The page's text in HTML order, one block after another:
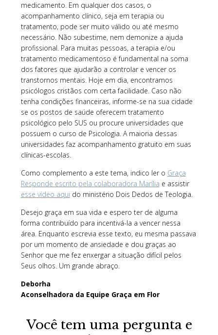
medicamento. Em qualquer dos casos, o
acompanhamento clínico, seja em terapia ou
tratamento, pode ser muito válido ou até mesmo
necessário. Não subestime, nem demonize a ajuda
profissional. Para muitas pessoas, a terapia e/ou
tratamento medicamentoso é fundamental na soma
dos fatores que ajudarão a controlar e vencer os
transtornos mentais. Hoje em dia, encontramos
psicólogos cristãos com certa facilidade. Caso não
tenha condições financeiras, informe-se na sua cidade
se os postos de saúde oferecem tratamento
psicológico pelo SUS ou procure universidades que
possuem o curso de Psicologia. A maioria dessas
universidades faz acompanhamento gratuito em suas
clínicas-escolas.
Como complemento a este tema, indico ler o Graça
Responde escrito pela colaboradora Marília e assistir
esse vídeo aqui do ministério Dois Dedos de Teologia.
Desejo graça em sua vida e espero ter de alguma
forma contribuído para incentivá-la a vencer nessa
área. Enquanto escrevia esse texto, eu mesma passava
por um momento de ansiedade e dou graças ao
Senhor que me fez enxergar a situação difícil pelos
Seus olhos. Um grande abraço.
Deborha
Aconselhadora da Equipe Graça em Flor
Você tem uma pergunta e